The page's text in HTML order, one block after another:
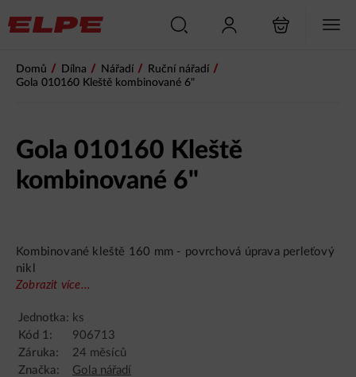
Domů / Dílna / Nářadí / Ruční nářadí /
Gola 010160 Kleště kombinované 6"
Gola 010160 Kleště
kombinované 6"
Kombinované kleště 160 mm - povrchová úprava perleťový
nikl
Zobrazit více...
Jednotka: ks
Kód 1:
906713
Záruka:
24 měsíců
Značka:
Gola nářadí